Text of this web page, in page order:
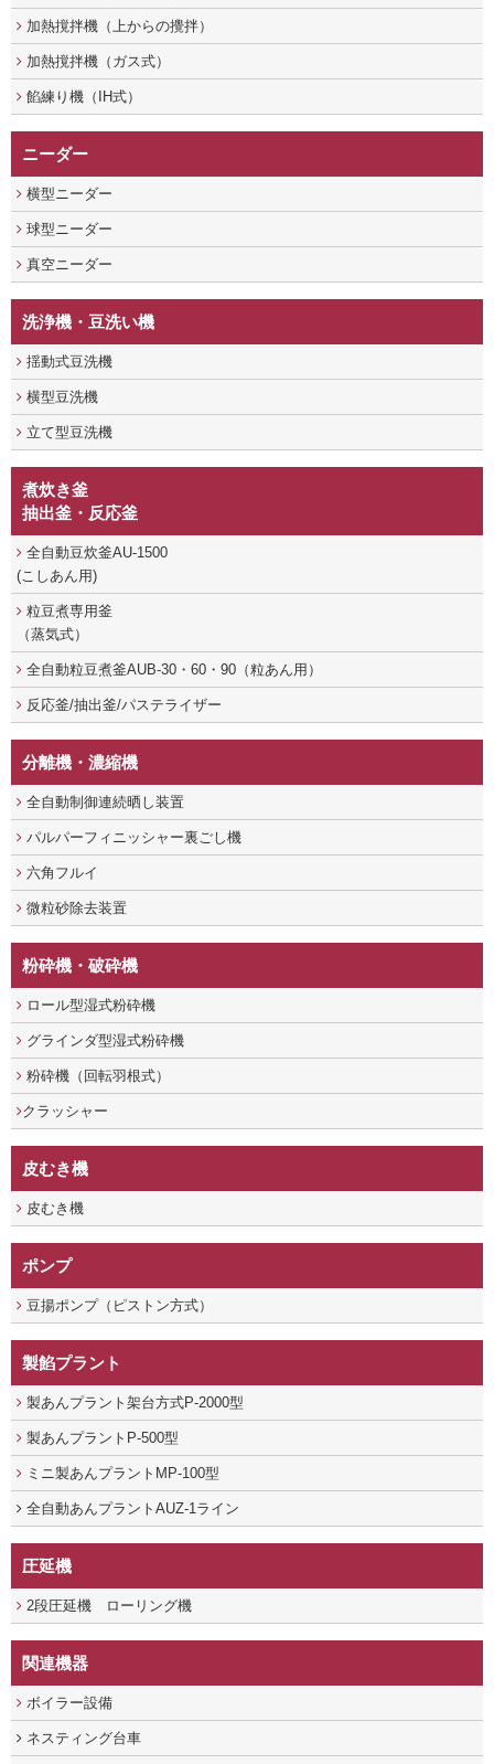
加熱撹拌機（上からの攪拌）
加熱撹拌機（ガス式）
餡練り機（IH式）
ニーダー
横型ニーダー
球型ニーダー
真空ニーダー
洗浄機・豆洗い機
揺動式豆洗機
横型豆洗機
立て型豆洗機
煮炊き釜
抽出釜・反応釜
全自動豆炊釜AU-1500
(こしあん用)
粒豆煮専用釜
（蒸気式）
全自動粒豆煮釜AUB-30・60・90（粒あん用）
反応釜/抽出釜/パステライザー
分離機・濃縮機
全自動制御連続晒し装置
パルパーフィニッシャー裏ごし機
六角フルイ
微粒砂除去装置
粉砕機・破砕機
ロール型湿式粉砕機
グラインダ型湿式粉砕機
粉砕機（回転羽根式）
クラッシャー
皮むき機
皮むき機
ポンプ
豆揚ポンプ（ピストン方式）
製餡プラント
製あんプラント架台方式P-2000型
製あんプラントP-500型
ミニ製あんプラントMP-100型
全自動あんプラントAUZ-1ライン
圧延機
2段圧延機 ローリング機
関連機器
ボイラー設備
ネスティング台車